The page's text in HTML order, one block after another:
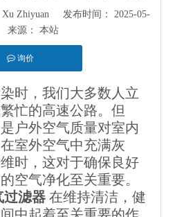
Zhiyuan 发布时间： 2025-05-
源： 本站
询价
时，我们大多数人立
忙的高速公路。但
户外空气质量对室内
室外空气中充满灰
时，这对于确保良好
空气净化至关重要。
过滤器 在维持清洁，健